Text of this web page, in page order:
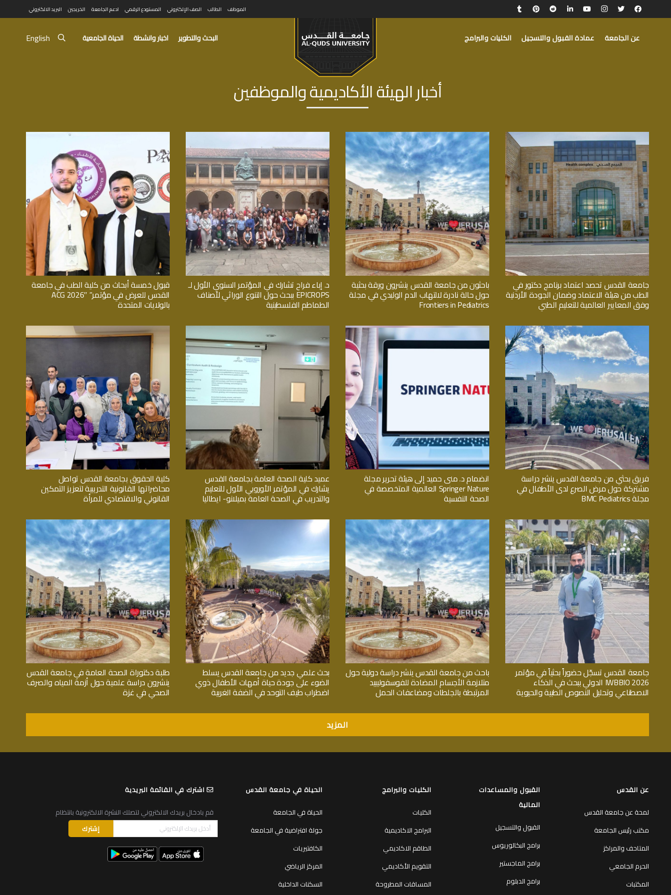
الموظف الطالب الصف الإلكتروني المستودع الرقمي ادعم الجامعة الخريجين البريد الالكتروني
عن الجامعة عمادة القبول والتسجيل الكليات والبرامج البحث والتطوير اخبار وانشطة الحياة الجامعية English
أخبار الهيئة الأكاديمية والموظفين
جامعة القدس تحصد اعتماد برنامج دكتور في
الطب من هيئة الاعتماد وضمان الجودة الأردنية
وفق المعايير العالمية للتعليم الطبي
باحثون من جامعة القدس ينشرون ورقة بحثية
حول حالة نادرة لالتهاب الدم الوليدي في مجلة
Frontiers in Pediatrics
د. إباء فراح تشارك في المؤتمر السنوي الأول لـ
EPICROPS ببحث حول التنوع الوراثي لأصناف
الطماطم الفلسطينية
قبول خمسة أبحاث من كلية الطب في جامعة
القدس للعرض في مؤتمر” ACG 2026″
بالولايات المتحدة
فريق بحثي من جامعة القدس ينشر دراسة
مشتركة حول مرض الصرع لدى الأطفال في
مجلة BMC Pediatrics
انضمام د. منى حميد إلى هيئة تحرير مجلة
Springer Nature العالمية المتخصصة في
الصحة النفسية
عميد كلية الصحة العامة بجامعة القدس
يشارك في المؤتمر الأوروبي الأول للتعليم
والتدريب في الصحة العامة بميلانو- ايطاليا
كلية الحقوق بجامعة القدس تواصل
محاضراتها القانونية التدريبية لتعزيز التمكين
القانوني والاقتصادي للمرأة
جامعة القدس تسجّل حضوراً بحثياً في مؤتمر
IWBBIO 2026 الدولي ببحث في الذكاء
الاصطناعي وتحليل النصوص الطبية والحيوية
باحث من جامعة القدس ينشر دراسة دولية حول
متلازمة الأجسام المضادة للفوسفوليبيد
المرتبطة بالجلطات ومضاعفات الحمل
بحث علمي جديد من جامعة القدس يسلط
الضوء على جودة حياة أمهات الأطفال ذوي
اضطراب طيف التوحد في الضفة الغربية
طلبة دكتوراة الصحة العامة في جامعة القدس
ينشرون دراسة علمية حول أزمة المياه والصرف
الصحي في غزة
المزيد
عن القدس
لمحة عن جامعة القدس
مكتب رئيس الجامعة
المتاحف والمراكز
الحرم الجامعي
المكتبات
القبول والمساعدات
المالية
القبول والتسجيل
برامج البكالوريوس
برامج الماجستير
برامج الدبلوم
الكليات والبرامج
الكليات
البرامج الاكاديمية
الطاقم الاكاديمي
التقويم الأكاديمي
المساقات المطروحة
الحياة في جامعة القدس
الحياة في الجامعة
جولة افتراضية في الجامعة
الكافتيريات
المركز الرياضي
السكنات الداخلية
اشترك في القائمة البريدية
قم بادخال بريدك الالكتروني لتصلك النشرة الالكترونية بانتظام